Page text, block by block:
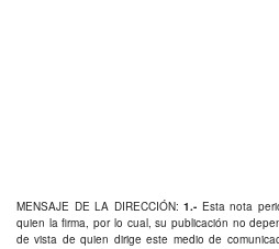
MENSAJE DE LA DIRECCIÓN:1.- Esta nota
quien la firma, por lo cual, su publicación no
de vista de quien dirige este medio de